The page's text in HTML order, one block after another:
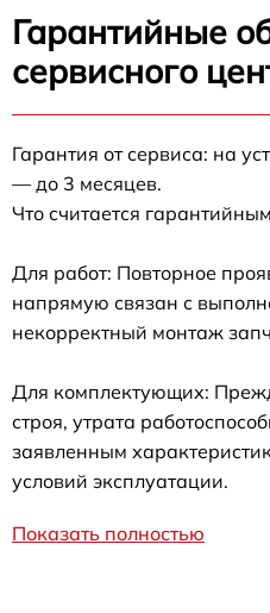
Гарантийные
сервисного
Гарантия от сервиса: на
— до 3 месяцев.
Что считается
Для работ: Повторное
напрямую связан с
некорректный монтаж
Для комплектующих:
строя, утрата
заявленным
условий эксплуатации.
Показать полностью